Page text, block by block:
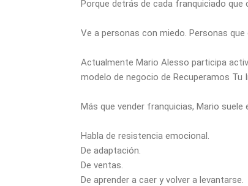
Porque detrás de cada franquiciado que
Ve a personas con miedo. Personas
Actualmente Mario Alesso participa
modelo de negocio de Recuperamos
Más que vender franquicias, Mario
Habla de resistencia emocional.
De adaptación.
De ventas.
De aprender a caer y volver a levantarse.